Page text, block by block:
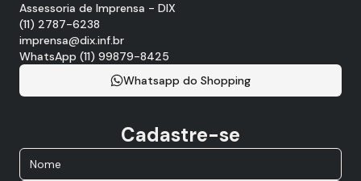
Assessoria de Imprensa - DIX
(11) 2787-6238
imprensa@dix.inf.br
WhatsApp (11) 99879-8425
Whatsapp do Shopping
Cadastre-se